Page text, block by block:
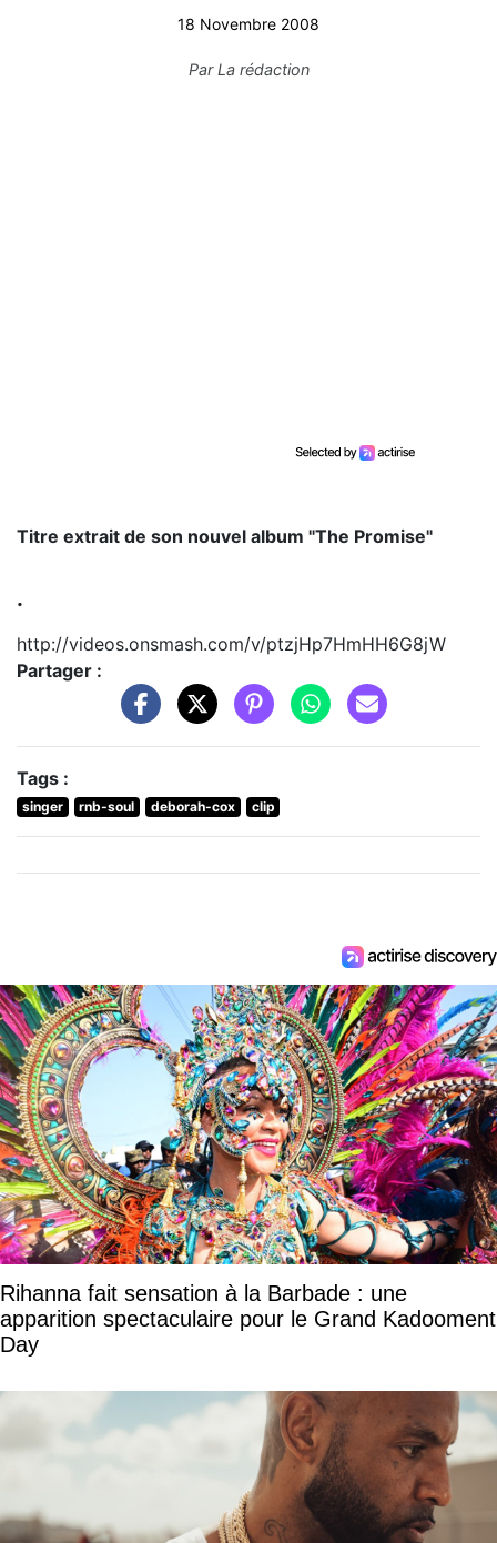
18 Novembre 2008
ParLa rédaction
Titre extrait de son nouvel album "The Promise"
.
http://videos.onsmash.com/v/ptzjHp7HmHH6G8jW
Partager :
Tags :
singer rnb-soul deborah-cox clip
Rihanna fait sensation à la Barbade : une
apparition spectaculaire pour le Grand Kadooment
Day